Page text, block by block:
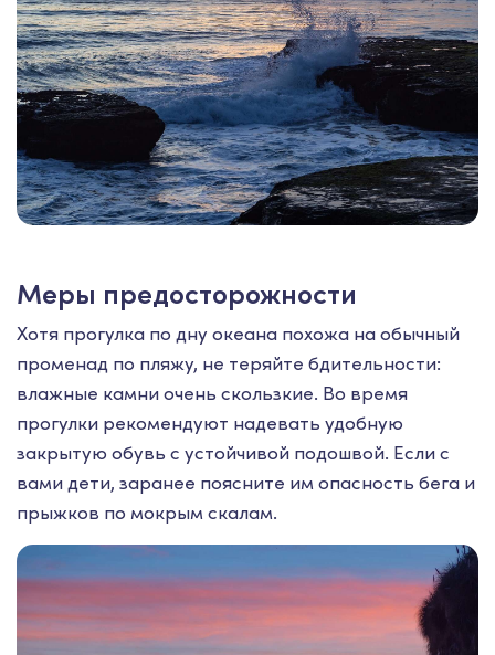
Меры предосторожности
Хотя прогулка по дну океана похожа на обычный
променад по пляжу, не теряйте бдительности:
влажные камни очень скользкие. Во время
прогулки рекомендуют надевать удобную
закрытую обувь с устойчивой подошвой. Если с
вами дети, заранее поясните им опасность бега и
прыжков по мокрым скалам.